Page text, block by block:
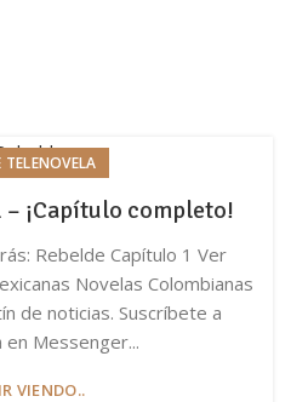
TELENOVELA
¡Capítulo completo!
Rebelde Capítulo 1 Ver
Novelas Colombianas
de noticias. Suscríbete a
Messenger...
VIENDO..